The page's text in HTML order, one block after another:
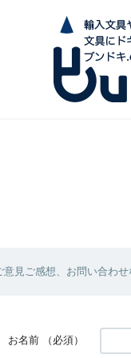
見ご感想、お問い合わ
お名前 （必須）